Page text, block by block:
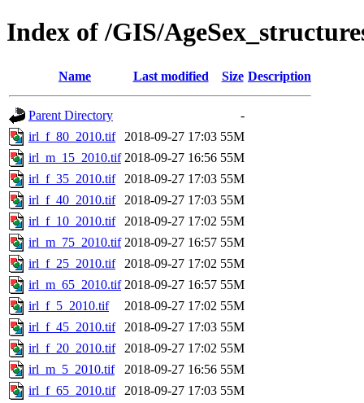
Index of /GIS/
Name Last modified Size Description
Parent Directory
-
irl_f_80_2010.tif
2018-09-27 17:03 55M
irl_m_15_2010.tif 2018-09-27 16:56 55M
irl_f_35_2010.tif
2018-09-27 17:03 55M
irl_f_40_2010.tif
2018-09-27 17:03 55M
irl_f_10_2010.tif
2018-09-27 17:02 55M
irl_m_75_2010.tif 2018-09-27 16:57 55M
irl_f_25_2010.tif
2018-09-27 17:02 55M
irl_m_65_2010.tif 2018-09-27 16:57 55M
irl_f_5_2010.tif
2018-09-27 17:02 55M
irl_f_45_2010.tif
2018-09-27 17:03 55M
irl_f_20_2010.tif
2018-09-27 17:02 55M
irl_m_5_2010.tif
2018-09-27 16:56 55M
irl_f_65_2010.tif
2018-09-27 17:03 55M